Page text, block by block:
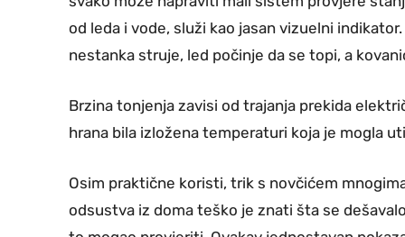
od leda i vode, služi kao jasan vizuelni
nestanka struje, led počinje da se topi, a
Brzina tonjenja zavisi od trajanja prekida
hrana bila izložena temperaturi koja je mogla
Osim praktične koristi, trik s novčićem
odsustva iz doma teško je znati šta se